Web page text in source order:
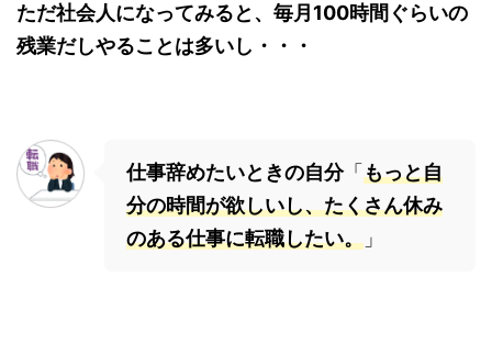
ただ社会人になってみると、毎月100時間ぐらいの
残業だしやることは多いし・・・
仕事辞めたいときの自分「 もっと自
分の時間が欲しいし、たくさん休み
のある仕事に転職したい。 」